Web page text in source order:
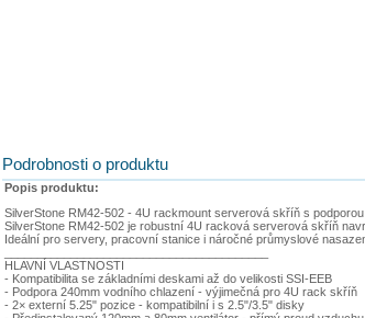
Podrobnosti o produktu
Popis produktu:
SilverStone RM42-502 - 4U rackmount serverová skříň s
SilverStone RM42-502 je robustní 4U racková serverová skříň
Ideální pro servery, pracovní stanice i náročné průmyslové
HLAVNÍ VLASTNOSTI
- Kompatibilita se základními deskami až do velikosti SSI-EEB
- Podpora 240mm vodního chlazení - výjimečná pro 4U rack skříň
- 2× externí 5.25" pozice - kompatibilní i s 2.5"/3.5" disky